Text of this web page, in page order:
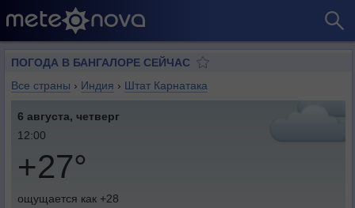
ПОГОДА В БАНГАЛОРЕ СЕЙЧАС
Все страны › Индия › Штат Карнатака
6 августа, четверг
12:00
+27°
ощущается как +28